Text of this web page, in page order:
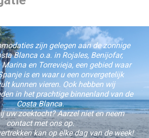
zijn gelegen aan de zonnige
Blanca o.a. in Rojales, Benijofar,
en Torrevieja, een gebied waar
is en waar u een onvergetelijk
kunnen vieren. Ook hebben wij
in het prachtige binnenland van de
Costa Blanca.
uw zoektocht? Aarzel niet en neem
contact met ons op.
kan op elke dag van de week!